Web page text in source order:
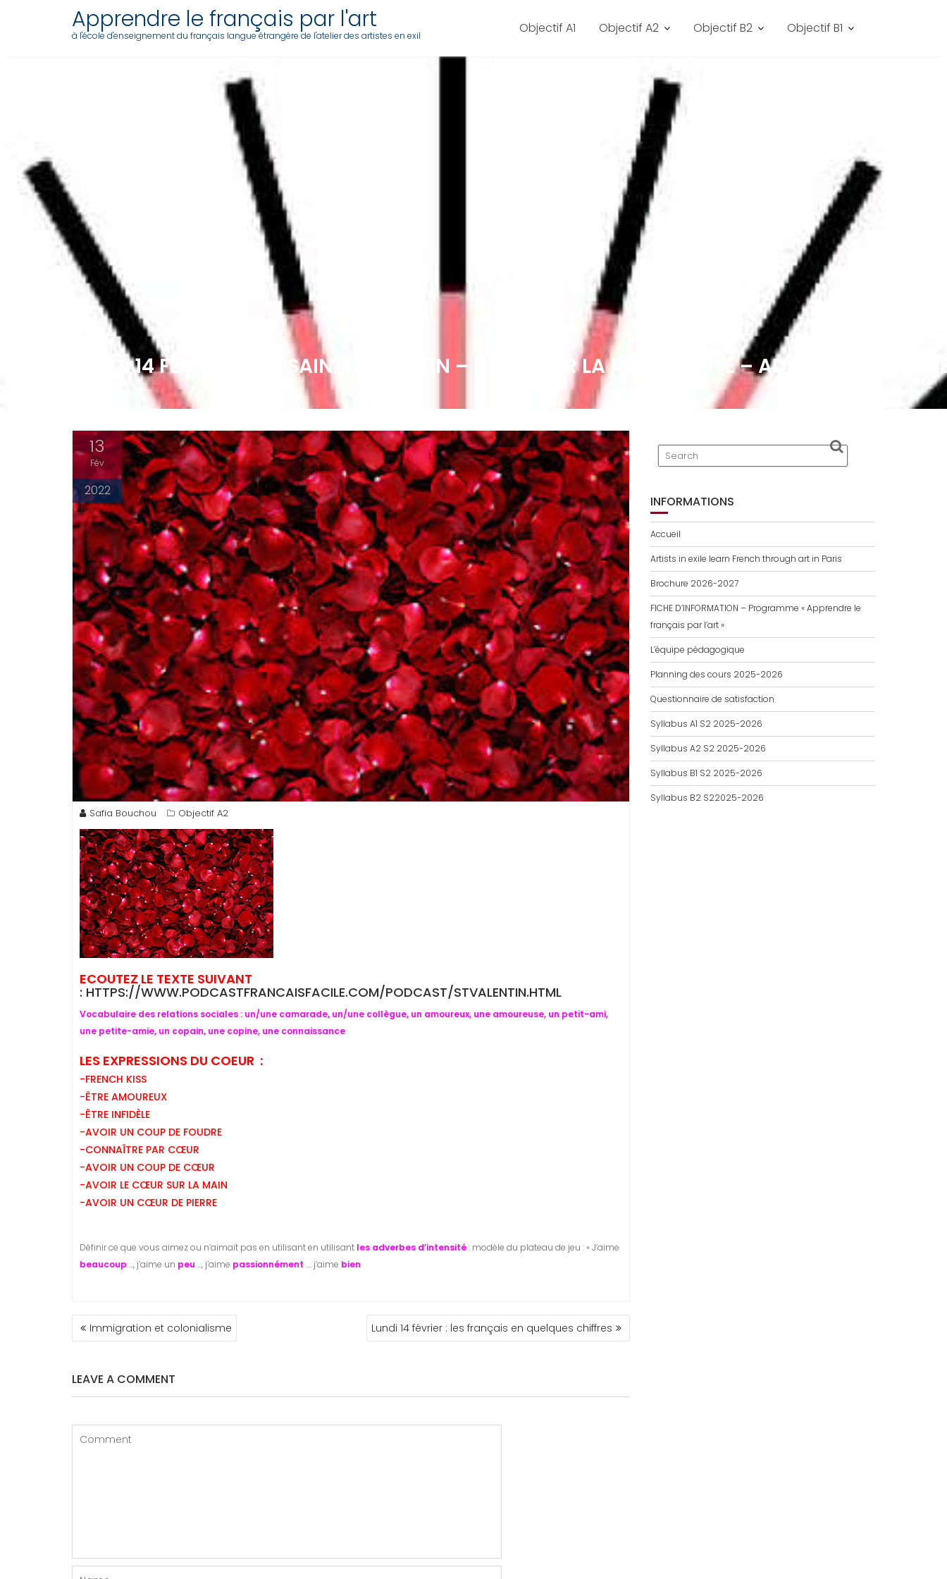
Apprendre le français par l'art
à l'école d'enseignement du français langue étrangère de l'atelier des artistes en exil Objectif A1 Objectif A2 Objectif B2 Objectif B1
LUNDI 14 FÉVRIER – LA SAINT-VALENTIN – EFFEUILLER LA MARGUERITE – ADVERBES
13
Fév
2022
Safia Bouchou Objectif A2
ECOUTEZ LE TEXTE SUIVANT
: HTTPS://WWW.PODCASTFRANCAISFACILE.COM/PODCAST/STVALENTIN.HTML
Vocabulaire des relations sociales : un/une camarade, un/une collègue, un amoureux, une amoureuse, un petit-ami,
une petite-amie, un copain, une copine, une connaissance
LES EXPRESSIONS DU COEUR :
-FRENCH KISS
-ÊTRE AMOUREUX
-ÊTRE INFIDÈLE
-AVOIR UN COUP DE FOUDRE
-CONNAÎTRE PAR CŒUR
-AVOIR UN COUP DE CŒUR
-AVOIR LE CŒUR SUR LA MAIN
-AVOIR UN CŒUR DE PIERRE
Définir ce que vous aimez ou n’aimait pas en utilisant en utilisant les adverbes d’intensité: modèle du plateau de jeu : « J’aime
beaucoup …, j’aime un peu …, j’aime passionnément …. j’aime bien
NAVIGATION
DEImmigration et colonialisme Lundi 14 février : les français en quelques chiffres
LEAVE A COMMENT
INFORMATIONS
Accueil
Artists in exile learn French through art in Paris
Brochure 2026-2027
FICHE D’INFORMATION – Programme « Apprendre le
français par l’art »
L’équipe pédagogique
Planning des cours 2025-2026
Questionnaire de satisfaction
Syllabus A1 S2 2025-2026
Syllabus A2 S2 2025-2026
Syllabus B1 S2 2025-2026
Syllabus B2 S22025-2026